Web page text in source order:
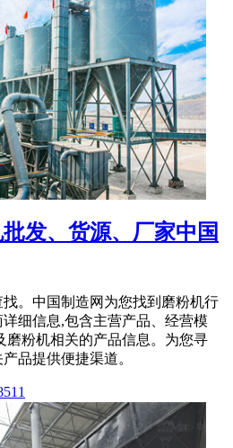
发、货源、厂家中国
。中国制造网为您找到磨粉机行
细信息,包含主营产品、经营模
磨粉机相关的产品信息。为您寻
品提供便捷渠道。